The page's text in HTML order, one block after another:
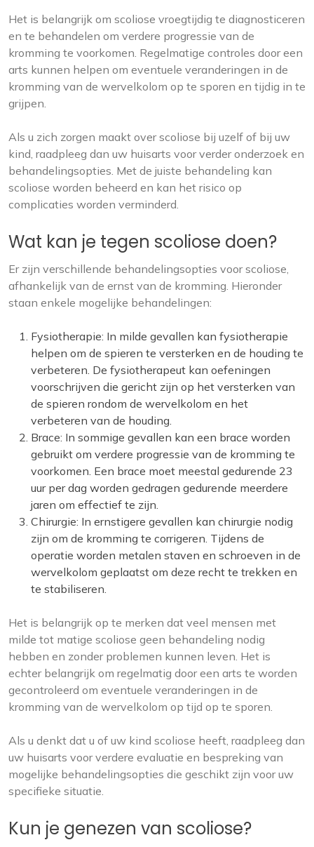
Het is belangrijk om scoliose vroegtijdig te diagnosticeren
en te behandelen om verdere progressie van de
kromming te voorkomen. Regelmatige controles door een
arts kunnen helpen om eventuele veranderingen in de
kromming van de wervelkolom op te sporen en tijdig in te
grijpen.
Als u zich zorgen maakt over scoliose bij uzelf of bij uw
kind, raadpleeg dan uw huisarts voor verder onderzoek en
behandelingsopties. Met de juiste behandeling kan
scoliose worden beheerd en kan het risico op
complicaties worden verminderd.
Wat kan je tegen scoliose doen?
Er zijn verschillende behandelingsopties voor scoliose,
afhankelijk van de ernst van de kromming. Hieronder
staan enkele mogelijke behandelingen:
Fysiotherapie: In milde gevallen kan fysiotherapie
helpen om de spieren te versterken en de houding te
verbeteren. De fysiotherapeut kan oefeningen
voorschrijven die gericht zijn op het versterken van
de spieren rondom de wervelkolom en het
verbeteren van de houding.
Brace: In sommige gevallen kan een brace worden
gebruikt om verdere progressie van de kromming te
voorkomen. Een brace moet meestal gedurende 23
uur per dag worden gedragen gedurende meerdere
jaren om effectief te zijn.
Chirurgie: In ernstigere gevallen kan chirurgie nodig
zijn om de kromming te corrigeren. Tijdens de
operatie worden metalen staven en schroeven in de
wervelkolom geplaatst om deze recht te trekken en
te stabiliseren.
Het is belangrijk op te merken dat veel mensen met
milde tot matige scoliose geen behandeling nodig
hebben en zonder problemen kunnen leven. Het is
echter belangrijk om regelmatig door een arts te worden
gecontroleerd om eventuele veranderingen in de
kromming van de wervelkolom op tijd op te sporen.
Als u denkt dat u of uw kind scoliose heeft, raadpleeg dan
uw huisarts voor verdere evaluatie en bespreking van
mogelijke behandelingsopties die geschikt zijn voor uw
specifieke situatie.
Kun je genezen van scoliose?